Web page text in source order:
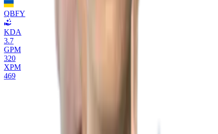
QBFY
KDA
3.7
GPM
320
XPM
469